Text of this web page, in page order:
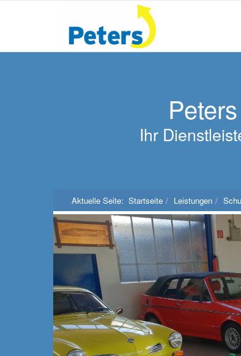
Ihr
Aktuelle Seite: Startseite Leistungen